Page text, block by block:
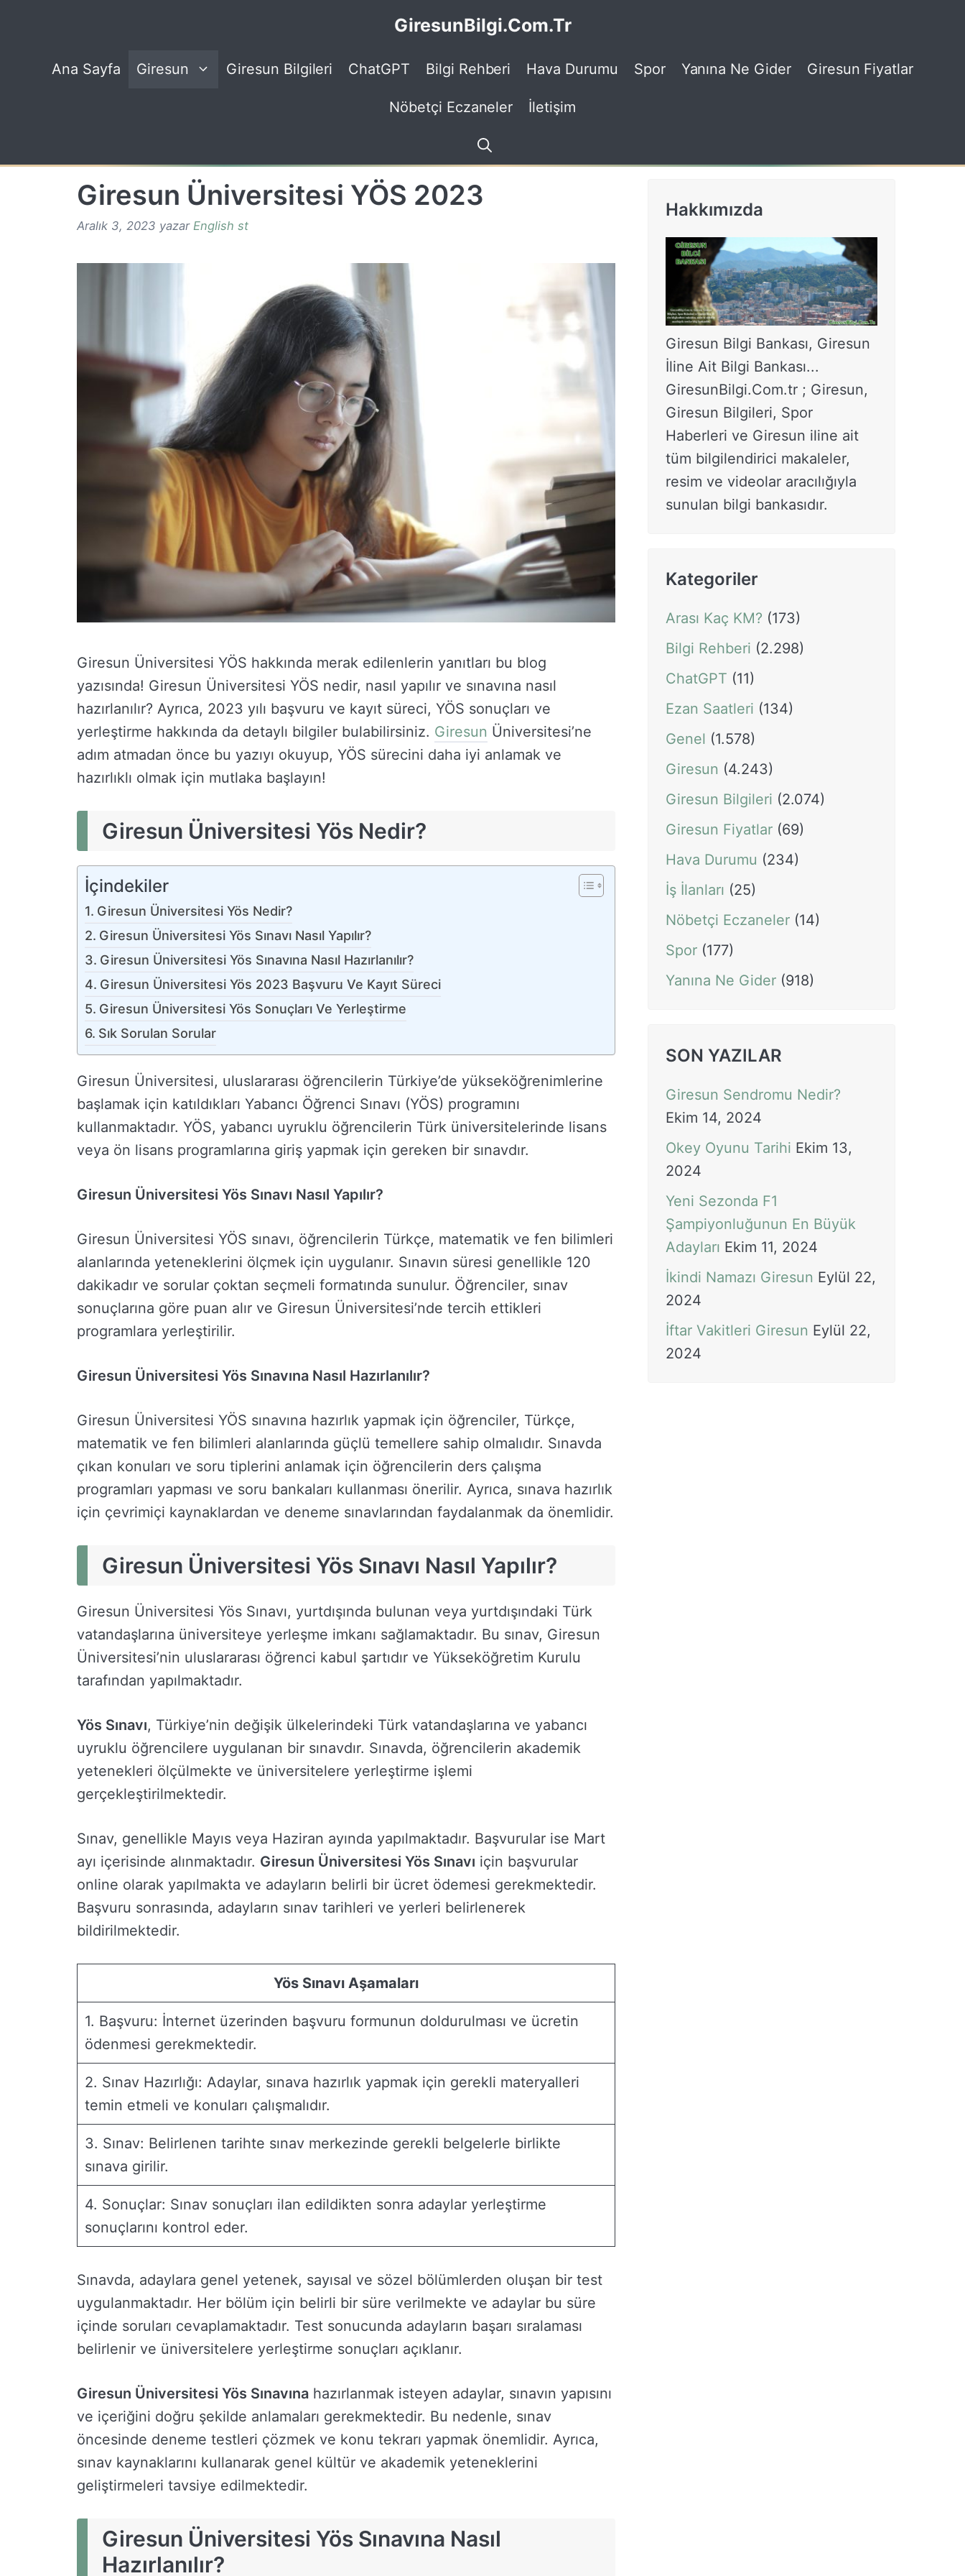
GiresunBilgi.Com.Tr
Ana Sayfa Giresun Giresun Bilgileri ChatGPT Bilgi Rehberi Hava Durumu Spor Yanına Ne Gider Giresun Fiyatlar
Nöbetçi Eczaneler İletişim
Giresun Üniversitesi YÖS 2023
Aralık 3, 2023 yazar English st
Giresun Üniversitesi YÖS hakkında merak edilenlerin yanıtları bu blog
yazısında! Giresun Üniversitesi YÖS nedir, nasıl yapılır ve sınavına nasıl
hazırlanılır? Ayrıca, 2023 yılı başvuru ve kayıt süreci, YÖS sonuçları ve
yerleştirme hakkında da detaylı bilgiler bulabilirsiniz. Giresun Üniversitesi’ne
adım atmadan önce bu yazıyı okuyup, YÖS sürecini daha iyi anlamak ve
hazırlıklı olmak için mutlaka başlayın!
Giresun Üniversitesi Yös Nedir?
İçindekiler
Giresun Üniversitesi Yös Nedir?
Giresun Üniversitesi Yös Sınavı Nasıl Yapılır?
Giresun Üniversitesi Yös Sınavına Nasıl Hazırlanılır?
Giresun Üniversitesi Yös 2023 Başvuru Ve Kayıt Süreci
Giresun Üniversitesi Yös Sonuçları Ve Yerleştirme
Sık Sorulan Sorular
Giresun Üniversitesi, uluslararası öğrencilerin Türkiye’de yükseköğrenimlerine
başlamak için katıldıkları Yabancı Öğrenci Sınavı (YÖS) programını
kullanmaktadır. YÖS, yabancı uyruklu öğrencilerin Türk üniversitelerinde lisans
veya ön lisans programlarına giriş yapmak için gereken bir sınavdır.
Giresun Üniversitesi Yös Sınavı Nasıl Yapılır?
Giresun Üniversitesi YÖS sınavı, öğrencilerin Türkçe, matematik ve fen bilimleri
alanlarında yeteneklerini ölçmek için uygulanır. Sınavın süresi genellikle 120
dakikadır ve sorular çoktan seçmeli formatında sunulur. Öğrenciler, sınav
sonuçlarına göre puan alır ve Giresun Üniversitesi’nde tercih ettikleri
programlara yerleştirilir.
Giresun Üniversitesi Yös Sınavına Nasıl Hazırlanılır?
Giresun Üniversitesi YÖS sınavına hazırlık yapmak için öğrenciler, Türkçe,
matematik ve fen bilimleri alanlarında güçlü temellere sahip olmalıdır. Sınavda
çıkan konuları ve soru tiplerini anlamak için öğrencilerin ders çalışma
programları yapması ve soru bankaları kullanması önerilir. Ayrıca, sınava hazırlık
için çevrimiçi kaynaklardan ve deneme sınavlarından faydalanmak da önemlidir.
Giresun Üniversitesi Yös Sınavı Nasıl Yapılır?
Giresun Üniversitesi Yös Sınavı, yurtdışında bulunan veya yurtdışındaki Türk
vatandaşlarına üniversiteye yerleşme imkanı sağlamaktadır. Bu sınav, Giresun
Üniversitesi’nin uluslararası öğrenci kabul şartıdır ve Yükseköğretim Kurulu
tarafından yapılmaktadır.
Yös Sınavı, Türkiye’nin değişik ülkelerindeki Türk vatandaşlarına ve yabancı
uyruklu öğrencilere uygulanan bir sınavdır. Sınavda, öğrencilerin akademik
yetenekleri ölçülmekte ve üniversitelere yerleştirme işlemi
gerçekleştirilmektedir.
Sınav, genellikle Mayıs veya Haziran ayında yapılmaktadır. Başvurular ise Mart
ayı içerisinde alınmaktadır. Giresun Üniversitesi Yös Sınavı için başvurular
online olarak yapılmakta ve adayların belirli bir ücret ödemesi gerekmektedir.
Başvuru sonrasında, adayların sınav tarihleri ve yerleri belirlenerek
bildirilmektedir.
Yös Sınavı Aşamaları
1. Başvuru: İnternet üzerinden başvuru formunun doldurulması ve ücretin
ödenmesi gerekmektedir.
2. Sınav Hazırlığı: Adaylar, sınava hazırlık yapmak için gerekli materyalleri
temin etmeli ve konuları çalışmalıdır.
3. Sınav: Belirlenen tarihte sınav merkezinde gerekli belgelerle birlikte
sınava girilir.
4. Sonuçlar: Sınav sonuçları ilan edildikten sonra adaylar yerleştirme
sonuçlarını kontrol eder.
Sınavda, adaylara genel yetenek, sayısal ve sözel bölümlerden oluşan bir test
uygulanmaktadır. Her bölüm için belirli bir süre verilmekte ve adaylar bu süre
içinde soruları cevaplamaktadır. Test sonucunda adayların başarı sıralaması
belirlenir ve üniversitelere yerleştirme sonuçları açıklanır.
Giresun Üniversitesi Yös Sınavına hazırlanmak isteyen adaylar, sınavın yapısını
ve içeriğini doğru şekilde anlamaları gerekmektedir. Bu nedenle, sınav
öncesinde deneme testleri çözmek ve konu tekrarı yapmak önemlidir. Ayrıca,
sınav kaynaklarını kullanarak genel kültür ve akademik yeteneklerini
geliştirmeleri tavsiye edilmektedir.
Giresun Üniversitesi Yös Sınavına Nasıl
Hazırlanılır?
Hakkımızda
Giresun Bilgi Bankası, Giresun
İline Ait Bilgi Bankası...
GiresunBilgi.Com.tr ; Giresun,
Giresun Bilgileri, Spor
Haberleri ve Giresun iline ait
tüm bilgilendirici makaleler,
resim ve videolar aracılığıyla
sunulan bilgi bankasıdır.
Kategoriler
Arası Kaç KM? (173)
Bilgi Rehberi (2.298)
ChatGPT (11)
Ezan Saatleri (134)
Genel (1.578)
Giresun (4.243)
Giresun Bilgileri (2.074)
Giresun Fiyatlar (69)
Hava Durumu (234)
İş İlanları (25)
Nöbetçi Eczaneler (14)
Spor (177)
Yanına Ne Gider (918)
SON YAZILAR
Giresun Sendromu Nedir?
Ekim 14, 2024
Okey Oyunu Tarihi Ekim 13,
2024
Yeni Sezonda F1
Şampiyonluğunun En Büyük
Adayları Ekim 11, 2024
İkindi Namazı Giresun Eylül 22,
2024
İftar Vakitleri Giresun Eylül 22,
2024